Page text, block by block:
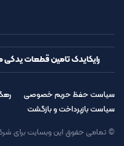
رایکایدک تامین قطعات یدکی
سیاست حفظ حریم خصوصی
سیاست بازپرداخت و بازگشت
© تمامی حقوق این وبسایت برای